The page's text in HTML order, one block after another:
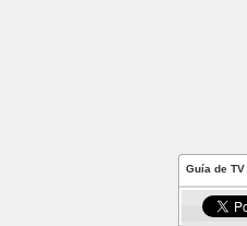
Guía de TV